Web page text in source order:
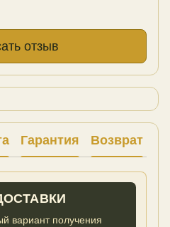
отзыв
Гарантия Возврат
вариант получения